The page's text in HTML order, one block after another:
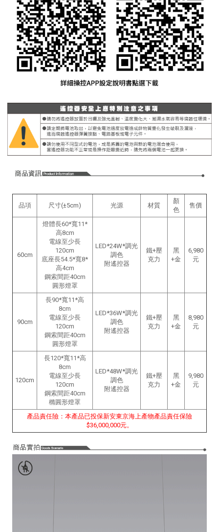
品項 尺寸(±5cm) 光源 材質
顏
色
售價
60cm
燈體長60*寬11*
高8cm
電線至少長
120cm
底座長54.5*寬8*
高4cm
鋼索間距40cm
圓形燈罩
LED*24W*調光
調色
附遙控器
鐵+壓
克力
黑
+金
6,980
元
90cm
長90*寬11*高
8cm
電線至少長
120cm
鋼索間距40cm
圓形燈罩
LED*36W*調光
調色
附遙控器
鐵+壓
克力
黑
+金
8,980
元
120cm
長120*寬11*高
8cm
電線至少長
120cm
鋼索間距40cm
橢圓形燈罩
LED*48W*調光
調色
附遙控器
鐵+壓
克力
黑
+金
9,980
元
產品責任險：本產品已投保新安東京海上產物產品責任保險
$36,000,000元。